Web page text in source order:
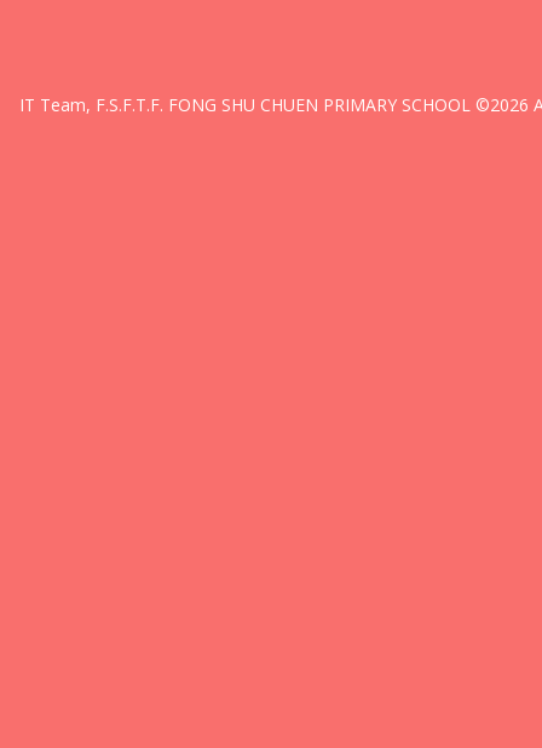
IT Team, F.S.F.T.F. FONG SHU CHUEN PRIMARY SCHOOL ©2026